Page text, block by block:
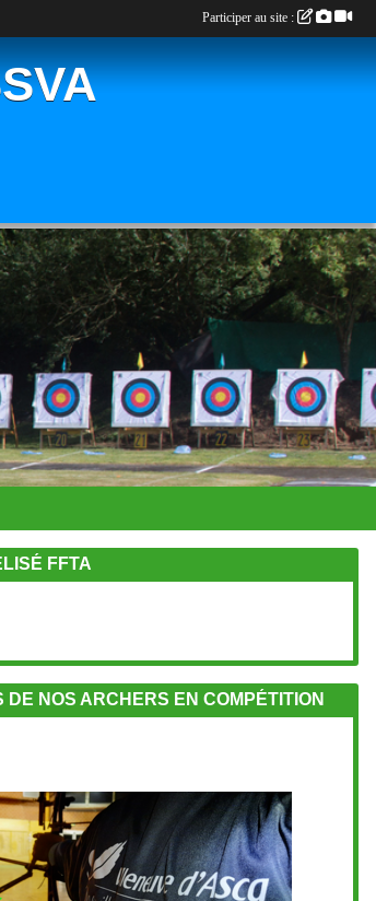
FFTA
DE NOS ARCHERS EN COMPÉTITION
Participer au site :